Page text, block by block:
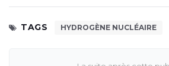
TAGS HYDROGÈNE NUCLÉAIRE